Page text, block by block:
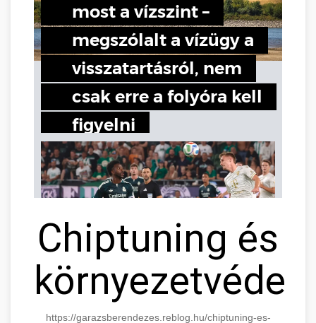
Chiptuning és
https://garazsberendezes.reblog.hu/chiptuning-es-